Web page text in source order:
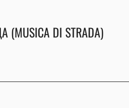
DI STRADA)